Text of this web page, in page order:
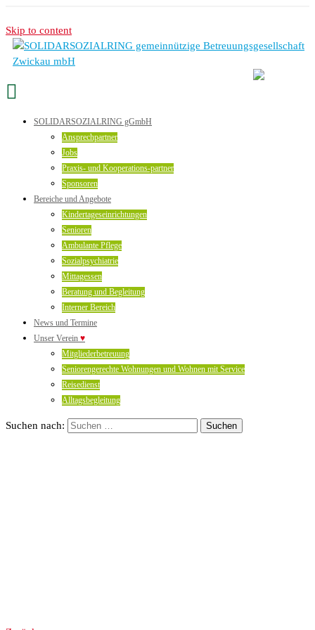
Skip to content
SOLIDARSOZIALRING gGmbH
Ansprechpartner
Jobs
Praxis- und Kooperations-partner
Sponsoren
Bereiche und Angebote
Kindertageseinrichtungen
Senioren
Ambulante Pflege
Sozialpsychiatrie
Mittagessen
Beratung und Begleitung
Interner Bereich
News und Termine
Unser Verein ♥
Mitgliederbetreuung
Seniorengerechte Wohnungen und Wohnen mit Service
Reisedienst
Alltagsbegleitung
Suchen nach: